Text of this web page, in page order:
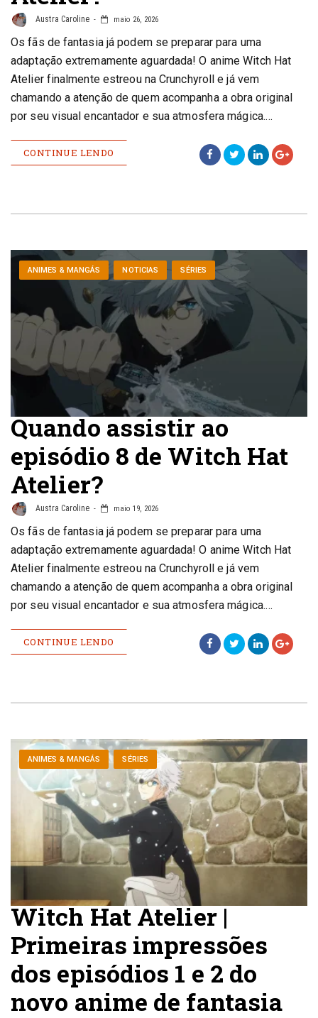
Austra Caroline maio 26, 2026
Os fãs de fantasia já podem se preparar para uma
adaptação extremamente aguardada! O anime Witch Hat
Atelier finalmente estreou na Crunchyroll e já vem
chamando a atenção de quem acompanha a obra original
por seu visual encantador e sua atmosfera mágica.…
CONTINUE LENDO
ANIMES & MANGÁS NOTICIAS SÉRIES
Quando assistir ao
episódio 8 de Witch Hat
Atelier?
Austra Caroline maio 19, 2026
Os fãs de fantasia já podem se preparar para uma
adaptação extremamente aguardada! O anime Witch Hat
Atelier finalmente estreou na Crunchyroll e já vem
chamando a atenção de quem acompanha a obra original
por seu visual encantador e sua atmosfera mágica.…
CONTINUE LENDO
ANIMES & MANGÁS SÉRIES
Witch Hat Atelier |
Primeiras impressões
dos episódios 1 e 2 do
novo anime de fantasia